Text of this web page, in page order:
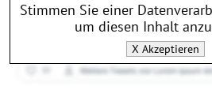
Stimmen Sie einer
um diesen Inhalt
X Akzeptieren